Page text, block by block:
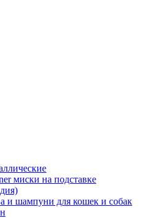
миски на подставке
и шампуни для кошек и собак